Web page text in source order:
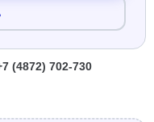
(4872) 702-730